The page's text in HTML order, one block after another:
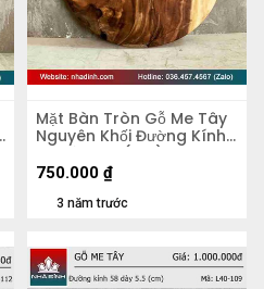
Mặt Bàn Tròn Gỗ Me Tây
Nguyên Khối Đường Kính
56 Dày 4,8 (cm)
3 năm trước
750.000 ₫